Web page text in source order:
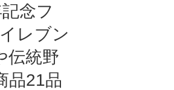
念フ
レブン
統野
品21品